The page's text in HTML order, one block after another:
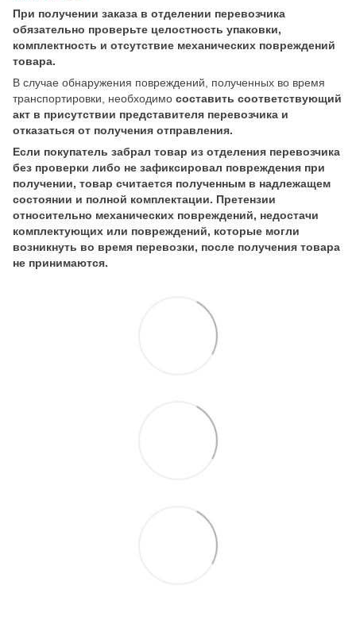
При получении заказа в отделении перевозчика
обязательно проверьте целостность упаковки,
комплектность и отсутствие механических повреждений
товара.
В случае обнаружения повреждений, полученных во время
транспортировки, необходимо составить соответствующий
акт в присутствии представителя перевозчика и
отказаться от получения отправления.
Если покупатель забрал товар из отделения перевозчика
без проверки либо не зафиксировал повреждения при
получении, товар считается полученным в надлежащем
состоянии и полной комплектации. Претензии
относительно механических повреждений, недостачи
комплектующих или повреждений, которые могли
возникнуть во время перевозки, после получения товара
не принимаются.